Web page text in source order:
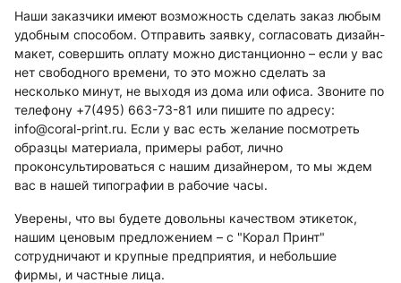
Наши заказчики имеют возможность сделать заказ любым
удобным способом. Отправить заявку, согласовать дизайн-
макет, совершить оплату можно дистанционно – если у вас
нет свободного времени, то это можно сделать за
несколько минут, не выходя из дома или офиса. Звоните по
телефону +7(495) 663-73-81 или пишите по адресу:
info@coral-print.ru. Если у вас есть желание посмотреть
образцы материала, примеры работ, лично
проконсультироваться с нашим дизайнером, то мы ждем
вас в нашей типографии в рабочие часы.
Уверены, что вы будете довольны качеством этикеток,
нашим ценовым предложением – с "Корал Принт"
сотрудничают и крупные предприятия, и небольшие
фирмы, и частные лица.